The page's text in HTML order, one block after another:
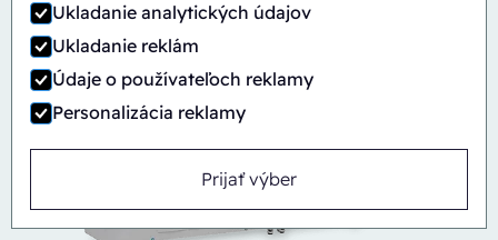
Ukladanie analytických údajov
Ukladanie reklám
Údaje o používateľoch reklamy
Personalizácia reklamy
Prijať výber